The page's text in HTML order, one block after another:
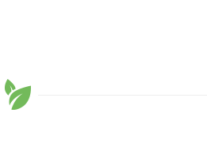
Nutrition Bulletin
(veröffentlicht